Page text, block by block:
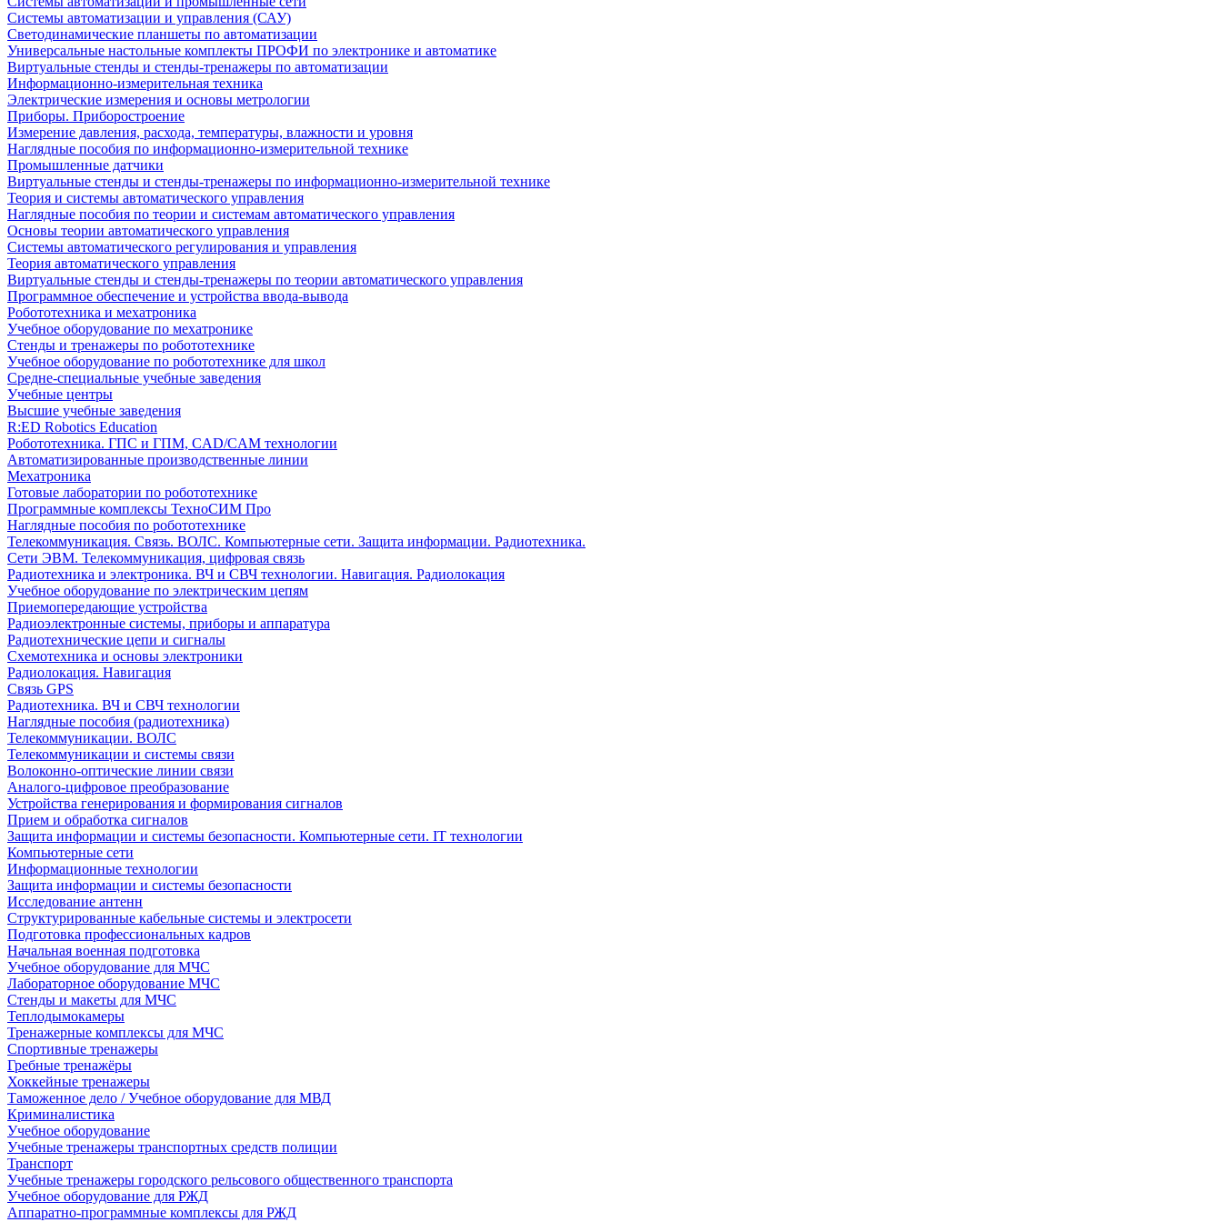
Системы автоматизации и управления (САУ)
Светодинамические планшеты по автоматизации
Универсальные настольные комплекты ПРОФИ по электронике и автоматике
Виртуальные стенды и стенды-тренажеры по автоматизации
Информационно-измерительная техника
Электрические измерения и основы метрологии
Приборы. Приборостроение
Измерение давления, расхода, температуры, влажности и уровня
Наглядные пособия по информационно-измерительной технике
Промышленные датчики
Виртуальные стенды и стенды-тренажеры по информационно-измерительной технике
Теория и системы автоматического управления
Наглядные пособия по теории и системам автоматического управления
Основы теории автоматического управления
Системы автоматического регулирования и управления
Теория автоматического управления
Виртуальные стенды и стенды-тренажеры по теории автоматического управления
Программное обеспечение и устройства ввода-вывода
Робототехника и мехатроника
Учебное оборудование по мехатронике
Стенды и тренажеры по робототехнике
Учебное оборудование по робототехнике для школ
Средне-специальные учебные заведения
Учебные центры
Высшие учебные заведения
R:ED Robotics Education
Робототехника. ГПС и ГПМ, CAD/CAM технологии
Автоматизированные производственные линии
Мехатроника
Готовые лаборатории по робототехнике
Программные комплексы ТехноСИМ Про
Наглядные пособия по робототехнике
Телекоммуникация. Связь. ВОЛС. Компьютерные сети. Защита информации. Радиотехника.
Сети ЭВМ. Телекоммуникация, цифровая связь
Радиотехника и электроника. ВЧ и СВЧ технологии. Навигация. Радиолокация
Учебное оборудование по электрическим цепям
Приемопередающие устройства
Радиоэлектронные системы, приборы и аппаратура
Радиотехнические цепи и сигналы
Схемотехника и основы электроники
Радиолокация. Навигация
Связь GPS
Радиотехника. ВЧ и СВЧ технологии
Наглядные пособия (радиотехника)
Телекоммуникации. ВОЛС
Телекоммуникации и системы связи
Волоконно-оптические линии связи
Аналого-цифровое преобразование
Устройства генерирования и формирования сигналов
Прием и обработка сигналов
Защита информации и системы безопасности. Компьютерные сети. IT технологии
Компьютерные сети
Информационные технологии
Защита информации и системы безопасности
Исследование антенн
Структурированные кабельные системы и электросети
Подготовка профессиональных кадров
Начальная военная подготовка
Учебное оборудование для МЧС
Лабораторное оборудование МЧС
Стенды и макеты для МЧС
Теплодымокамеры
Тренажерные комплексы для МЧС
Спортивные тренажеры
Гребные тренажёры
Хоккейные тренажеры
Таможенное дело / Учебное оборудование для МВД
Криминалистика
Учебное оборудование
Учебные тренажеры транспортных средств полиции
Транспорт
Учебные тренажеры городского рельсового общественного транспорта
Учебное оборудование для РЖД
Аппаратно-программные комплексы для РЖД